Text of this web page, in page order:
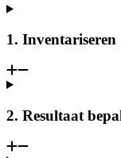
1. Inventariseren
2. Resultaat